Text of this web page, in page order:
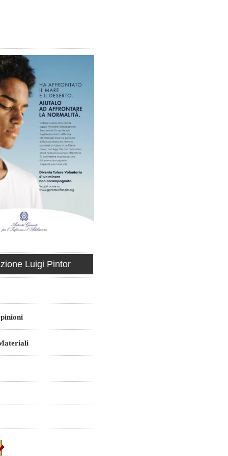
Luigi Pintor